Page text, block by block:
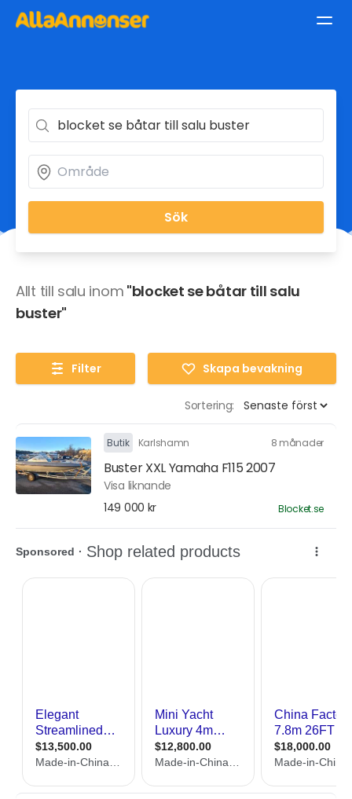
Sök
Allt till salu inom "blocket se båtar till salu
buster"
Filter Skapa bevakning
Sortering:
Butik Karlshamn 8 månader
Buster XXL Yamaha F115 2007
Visa liknande
149 000 kr
Blocket.se